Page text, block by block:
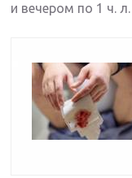
и вечером по 1 ч. л.